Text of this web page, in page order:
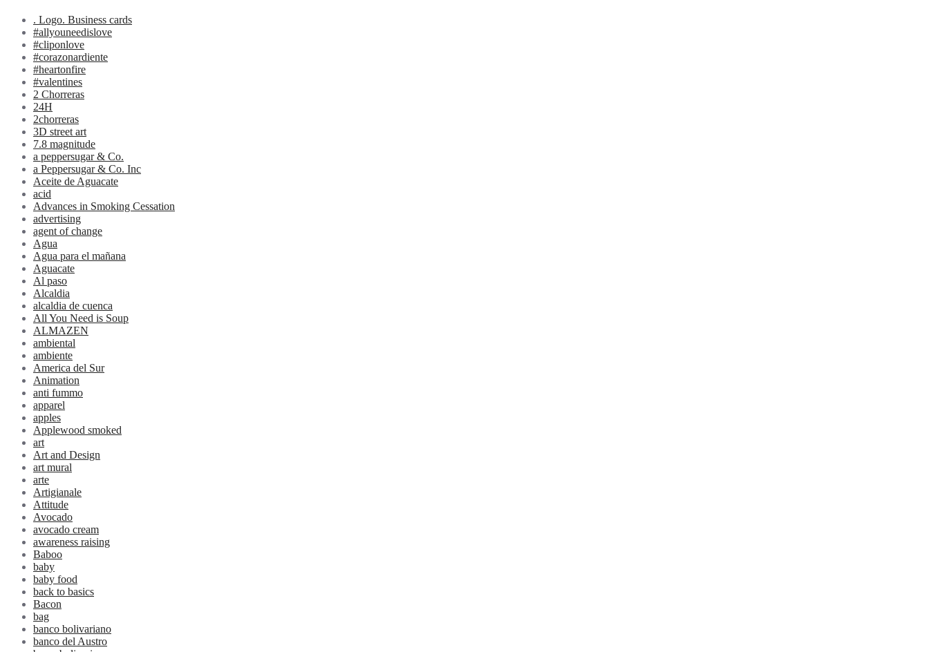
. Logo. Business cards
#allyouneedislove
#cliponlove
#corazonardiente
#heartonfire
#valentines
2 Chorreras
24H
2chorreras
3D street art
7.8 magnitude
a peppersugar & Co.
a Peppersugar & Co. Inc
Aceite de Aguacate
acid
Advances in Smoking Cessation
advertising
agent of change
Agua
Agua para el mañana
Aguacate
Al paso
Alcaldia
alcaldia de cuenca
All You Need is Soup
ALMAZEN
ambiental
ambiente
America del Sur
Animation
anti fummo
apparel
apples
Applewood smoked
art
Art and Design
art mural
arte
Artigianale
Attitude
Avocado
avocado cream
awareness raising
Baboo
baby
baby food
back to basics
Bacon
bag
banco bolivariano
banco del Austro